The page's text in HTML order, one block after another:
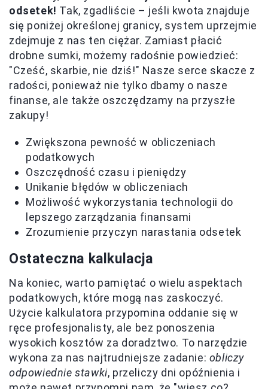
odsetek! Tak, zgadliście – jeśli kwota znajduje
się poniżej określonej granicy, system uprzejmie
zdejmuje z nas ten ciężar. Zamiast płacić
drobne sumki, możemy radośnie powiedzieć:
"Cześć, skarbie, nie dziś!" Nasze serce skacze z
radości, ponieważ nie tylko dbamy o nasze
finanse, ale także oszczędzamy na przyszłe
zakupy!
Zwiększona pewność w obliczeniach
podatkowych
Oszczędność czasu i pieniędzy
Unikanie błędów w obliczeniach
Możliwość wykorzystania technologii do
lepszego zarządzania finansami
Zrozumienie przyczyn narastania odsetek
Ostateczna kalkulacja
Na koniec, warto pamiętać o wielu aspektach
podatkowych, które mogą nas zaskoczyć.
Użycie kalkulatora przypomina oddanie się w
ręce profesjonalisty, ale bez ponoszenia
wysokich kosztów za doradztwo. To narzędzie
wykona za nas najtrudniejsze zadanie: obliczy
odpowiednie stawki, przeliczy dni opóźnienia i